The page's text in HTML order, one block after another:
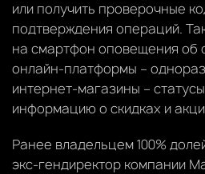
или получить проверочные
подтверждения операций.
на смартфон оповещения об
онлайн-платформы –
интернет-магазины –
информацию о скидках и
Ранее владельцем 100%
экс-гендиректор компании